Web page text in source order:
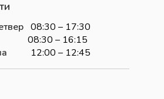
08:30 – 17:30
08:30 – 16:15
12:00 – 12:45